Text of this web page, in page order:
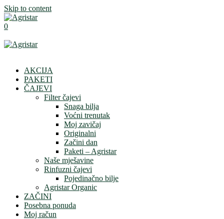
Skip to content
0
AKCIJA
PAKETI
ČAJEVI
Filter čajevi
Snaga bilja
Voćni trenutak
Moj zavičaj
Originalni
Začini dan
Paketi – Agristar
Naše mješavine
Rinfuzni čajevi
Pojedinačno bilje
Agristar Organic
ZAČINI
Posebna ponuda
Moj račun